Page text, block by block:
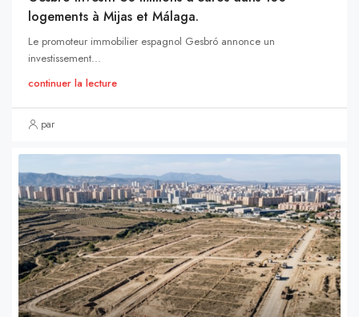
logements à Mijas et Málaga.
Le promoteur immobilier espagnol Gesbró annonce un
investissement...
continuer la lecture
par